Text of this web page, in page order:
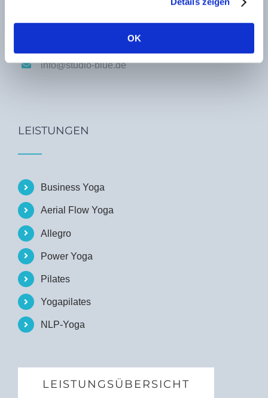
OK
info@studio-blue.de
LEISTUNGEN
Business Yoga
Aerial Flow Yoga
Allegro
Power Yoga
Pilates
Yogapilates
NLP-Yoga
LEISTUNGSÜBERSICHT